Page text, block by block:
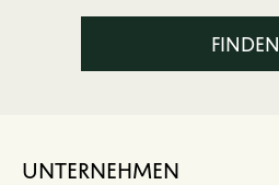
FINDEN
UNTERNEHMEN